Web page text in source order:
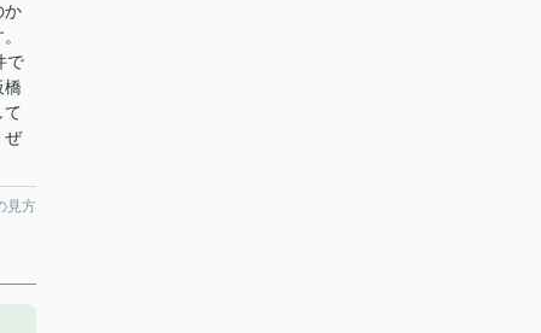
か
で
橋
て
ぜ
見方